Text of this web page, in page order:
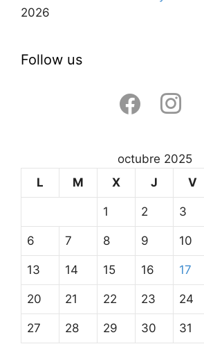
2026
Follow us
facebookinstagram
octubre 2025
L
M X J V
1 2 3
6 7 8 9 10
13 14 15 16 17
20 21 22 23 24
27 28 29 30 31